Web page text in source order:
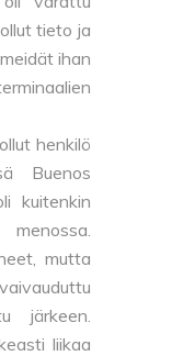
tieto ja
ihan
henkilö
Buenos
kuitenkin
mutta
järkeen.
liikaa